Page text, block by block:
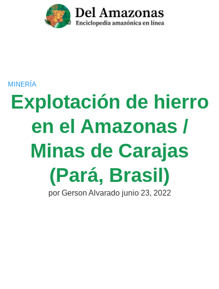
MINERÍA
Explotación de hierro
en el Amazonas /
Minas de Carajas
(Pará, Brasil)
por Gerson Alvarado junio 23, 2022